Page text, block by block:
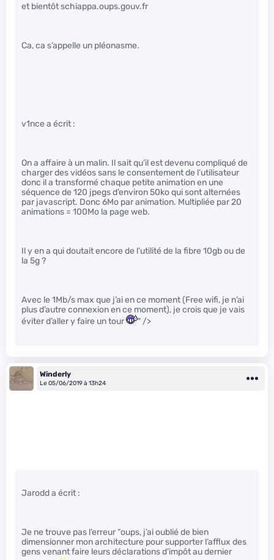
et bientôt schiappa.oups.gouv.fr
Ca, ca s’appelle un pléonasme.
v1nce a écrit :
On a affaire à un malin. Il sait qu’il est devenu compliqué de
charger des vidéos sans le consentement de l’utilisateur
donc il a transformé chaque petite animation en une
séquence de 120 jpegs d’environ 50ko qui sont alternées
par javascript. Donc 6Mo par animation. Multipliée par 20
animations = 100Mo la page web.
Il y en a qui doutait encore de l’utilité de la fibre 10gb ou de
la 5g ?
Avec le 1Mb/s max que j’ai en ce moment (Free wifi, je n’ai
plus d’autre connexion en ce moment), je crois que je vais
éviter d’aller y faire un tour
" />
Winderly
Le 05/06/2019 à 13h24
Jarodd a écrit :
Je ne trouve pas l’erreur “oups, j’ai oublié de bien
dimensionner mon architecture pour supporter l’afflux des
gens venant faire leurs déclarations d’impôt au dernier